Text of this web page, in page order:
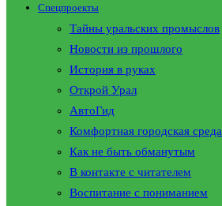
Спецпроекты
Тайны уральских промыслов
Новости из прошлого
История в руках
Открой Урал
АвтоГид
Комфортная городская среда
Как не быть обманутым
В контакте с читателем
Воспитание с пониманием